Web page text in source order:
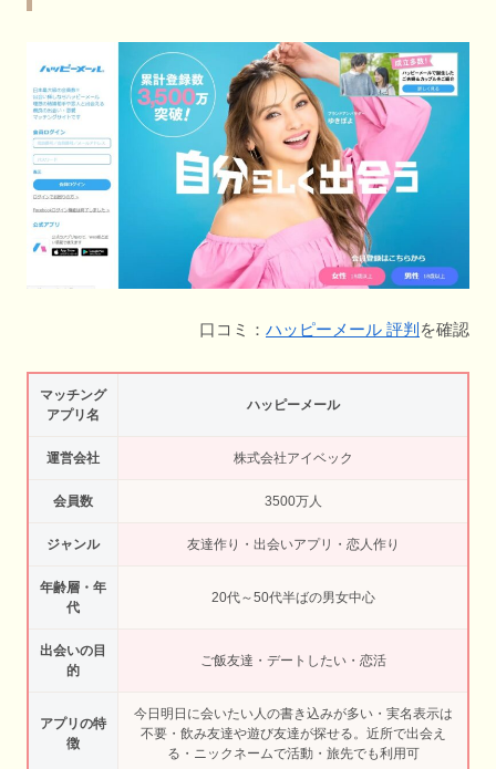
口コミ： ハッピーメール 評判 を確認
マッチング
アプリ名
ハッピーメール
運営会社 株式会社アイベック
会員数 3500万人
ジャンル 友達作り・出会いアプリ・恋人作り
年齢層・年
代
20代～50代半ばの男女中心
出会いの目
的
ご飯友達・デートしたい・恋活
アプリの特
徴
今日明日に会いたい人の書き込みが多い・実名表示は
不要・飲み友達や遊び友達が探せる。近所で出会え
る・ニックネームで活動・旅先でも利用可